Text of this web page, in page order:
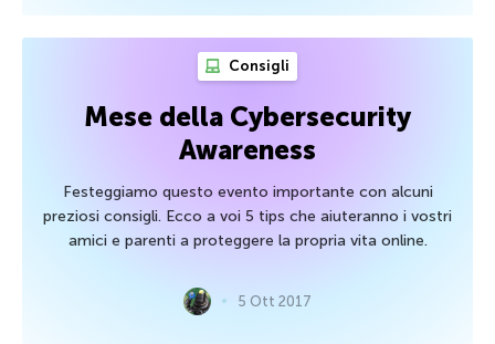
Consigli
Mese della Cybersecurity
Awareness
Festeggiamo questo evento importante con alcuni
preziosi consigli. Ecco a voi 5 tips che aiuteranno i vostri
amici e parenti a proteggere la propria vita online.
5 Ott 2017